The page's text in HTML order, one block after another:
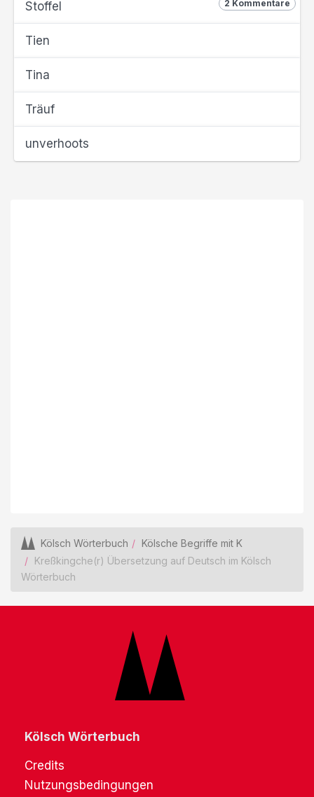
2 Kommentare
Stoffel
Tien
Tina
Träuf
unverhoots
Kölsch Wörterbuch
Kölsche Begriffe mit K
Kreßkingche(r) Übersetzung auf Deutsch im Kölsch
Wörterbuch
Kölsch Wörterbuch
Credits
Nutzungsbedingungen